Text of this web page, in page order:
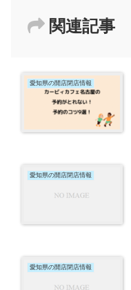
関連記事
愛知県の開店閉店情報
愛知県の開店閉店情報
愛知県の開店閉店情報